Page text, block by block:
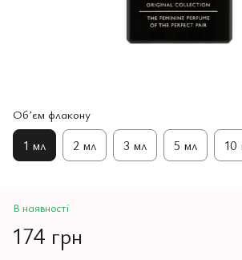
Обʼєм флакону
1 мл 2 мл 3 мл 5 мл 10
В наявності
174 грн